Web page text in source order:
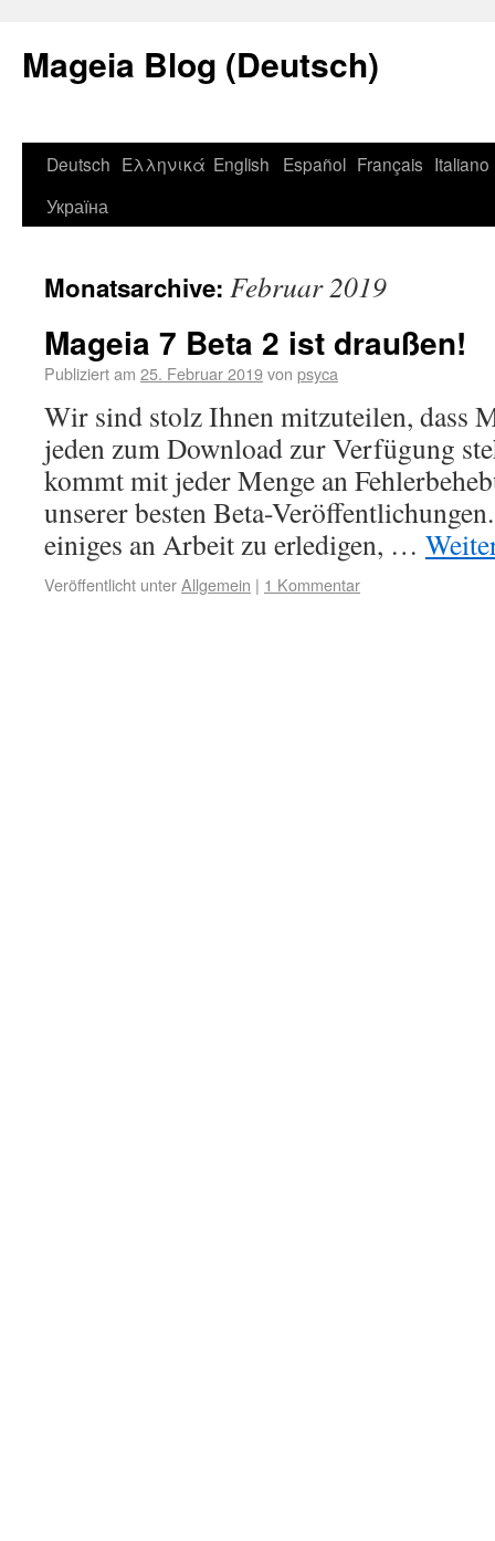
Mageia Blog (Deutsch)
Deutsch Ελληνικά English Español Français Italiano
Україна
Monatsarchive: Februar 2019
Mageia 7 Beta 2 ist draußen!
Publiziert am 25. Februar 2019von psyca
Wir sind stolz Ihnen mitzuteilen, dass
jeden zum Download zur Verfügung
kommt mit jeder Menge an
unserer besten Beta-
einiges an Arbeit zu erledigen, …
Veröffentlicht unterAllgemein | 1 Kommentar